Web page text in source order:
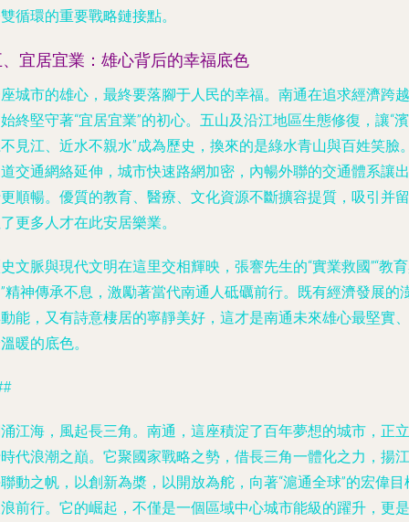
循環的重要戰略鏈接點。
宜居宜業：雄心背后的幸福底色
城市的雄心，最終要落腳于人民的幸福。南通在追求經濟跨越
終堅守著“宜居宜業”的初心。五山及沿江地區生態修復，讓“濱
見江、近水不親水”成為歷史，換來的是綠水青山與百姓笑臉
交通網絡延伸，城市快速路網加密，內暢外聯的交通體系讓出
順暢。優質的教育、醫療、文化資源不斷擴容提質，吸引并留
更多人才在此安居樂業。
文脈與現代文明在這里交相輝映，張謇先生的“實業救國”“教
精神傳承不息，激勵著當代南通人砥礪前行。既有經濟發展的
能，又有詩意棲居的寧靜美好，這才是南通未來雄心最堅實、
暖的底色。
江海，風起長三角。南通，這座積淀了百年夢想的城市，正立
代浪潮之巔。它聚國家戰略之勢，借長三角一體化之力，揚江
動之帆，以創新為槳，以開放為舵，向著“滬通全球”的宏偉目
前行。它的崛起，不僅是一個區域中心城市能級的躍升，更是